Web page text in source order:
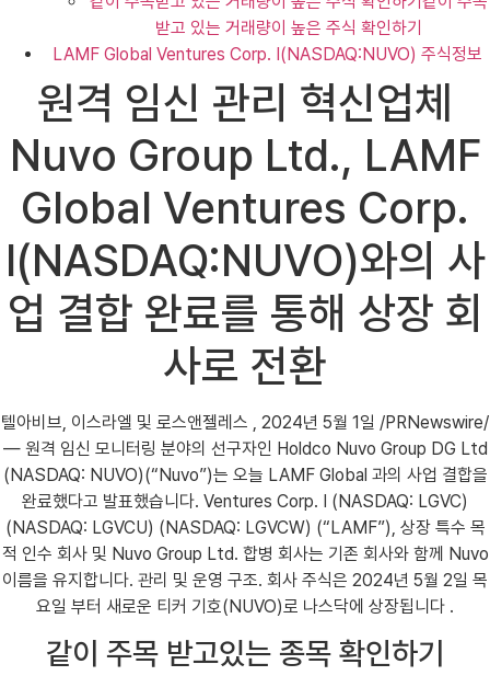
받고 있는 거래량이 높은 주식 확인하기
LAMF Global Ventures Corp. I(NASDAQ:NUVO) 주식정보
원격 임신 관리 혁신업체
Nuvo Group Ltd., LAMF
Global Ventures Corp.
I(NASDAQ:NUVO)와의 사
업 결합 완료를 통해 상장 회
사로 전환
텔아비브, 이스라엘 및 로스앤젤레스 , 2024년 5월 1일 /PRNewswire/
— 원격 임신 모니터링 분야의 선구자인 Holdco Nuvo Group DG Ltd
(NASDAQ: NUVO)(“Nuvo”)는 오늘 LAMF Global 과의 사업 결합을
완료했다고 발표했습니다. Ventures Corp. I (NASDAQ: LGVC)
(NASDAQ: LGVCU) (NASDAQ: LGVCW) (“LAMF”), 상장 특수 목
적 인수 회사 및 Nuvo Group Ltd. 합병 회사는 기존 회사와 함께 Nuvo
이름을 유지합니다. 관리 및 운영 구조. 회사 주식은 2024년 5월 2일 목
요일 부터 새로운 티커 기호(NUVO)로 나스닥에 상장됩니다 .
같이 주목 받고있는 종목 확인하기